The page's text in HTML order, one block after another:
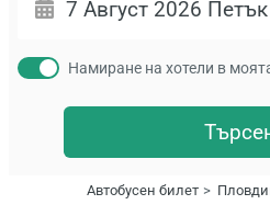
Намиране на хотели в
Автобусен билет